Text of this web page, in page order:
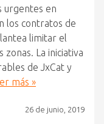
urgentes en
los contratos de
limitar el
La iniciativa
de JxCat y
más »
26 de junio, 2019